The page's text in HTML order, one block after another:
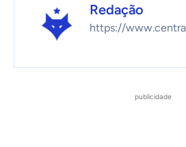
Redação
https://
publicidade